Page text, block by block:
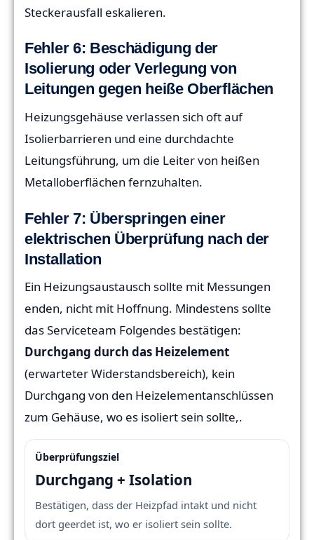
Steckerausfall eskalieren.
Fehler 6: Beschädigung der
Isolierung oder Verlegung von
Leitungen gegen heiße Oberflächen
Heizungsgehäuse verlassen sich oft auf
Isolierbarrieren und eine durchdachte
Leitungsführung, um die Leiter von heißen
Metalloberflächen fernzuhalten.
Fehler 7: Überspringen einer
elektrischen Überprüfung nach der
Installation
Ein Heizungsaustausch sollte mit Messungen
enden, nicht mit Hoffnung. Mindestens sollte
das Serviceteam Folgendes bestätigen:
Durchgang durch das Heizelement
(erwarteter Widerstandsbereich), kein
Durchgang von den Heizelementanschlüssen
zum Gehäuse, wo es isoliert sein sollte,.
Überprüfungsziel
Durchgang + Isolation
Bestätigen, dass der Heizpfad intakt und nicht
dort geerdet ist, wo er isoliert sein sollte.